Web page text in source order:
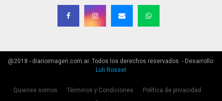
@2018 - diarioimagen.com.ar. Todos los derechos reservados. - Desarrollo:
Luli Rosset
Quienes somos Términos y Condiciones
Política de privacidad